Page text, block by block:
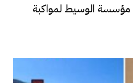
مؤسسة الوسيط لمواكبة